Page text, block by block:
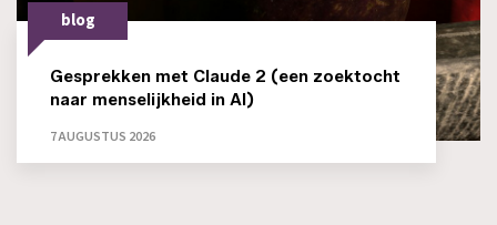
blog
Gesprekken met Claude 2 (een zoektocht
naar menselijkheid in AI)
7 AUGUSTUS 2026